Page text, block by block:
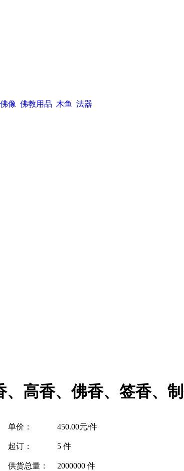
佛像 佛教用品 木鱼 法器
高香、佛香、签香、
单价： 450.00元/件
起订： 5 件
供货总量： 2000000 件